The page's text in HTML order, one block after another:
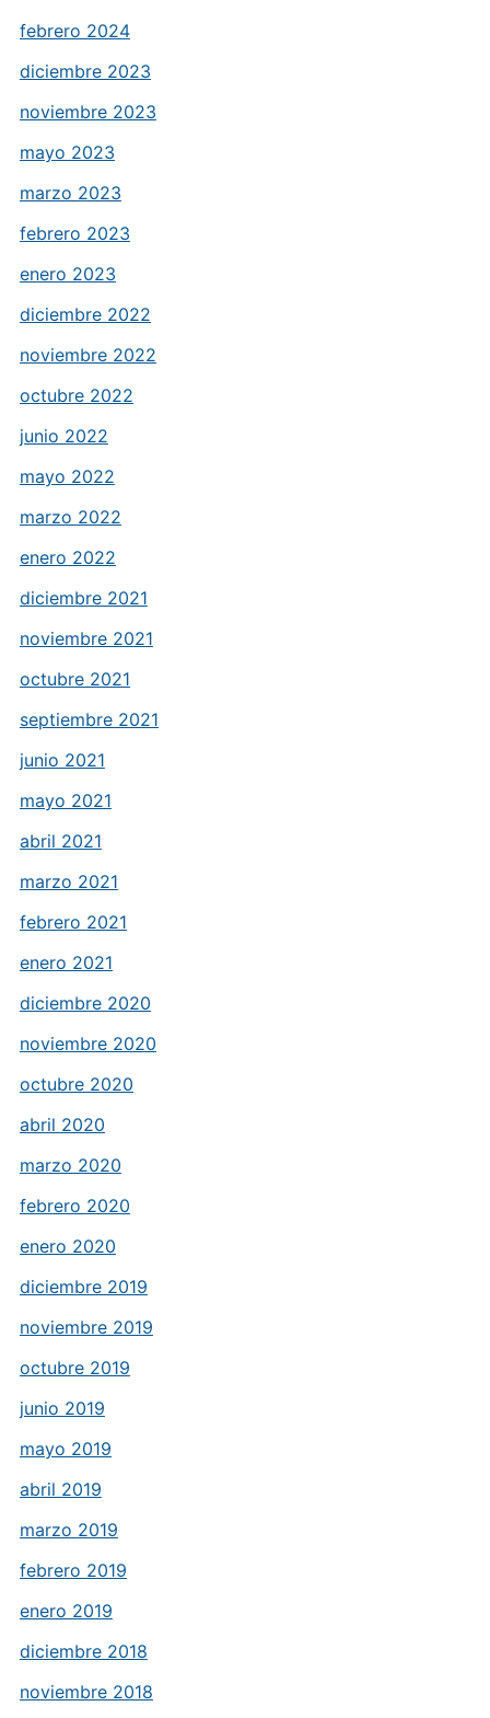
febrero 2024
diciembre 2023
noviembre 2023
mayo 2023
marzo 2023
febrero 2023
enero 2023
diciembre 2022
noviembre 2022
octubre 2022
junio 2022
mayo 2022
marzo 2022
enero 2022
diciembre 2021
noviembre 2021
octubre 2021
septiembre 2021
junio 2021
mayo 2021
abril 2021
marzo 2021
febrero 2021
enero 2021
diciembre 2020
noviembre 2020
octubre 2020
abril 2020
marzo 2020
febrero 2020
enero 2020
diciembre 2019
noviembre 2019
octubre 2019
junio 2019
mayo 2019
abril 2019
marzo 2019
febrero 2019
enero 2019
diciembre 2018
noviembre 2018